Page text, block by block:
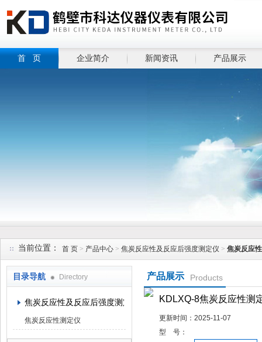
首 页 企业简介 新闻资讯 产品展示
当前位置： 首 页 > 产品中心 > 焦炭反应性及反应后强度测定仪 > 焦炭反应
目录导航 Directory
焦炭反应性及反应后强度测定仪
焦炭反应性测定仪
产品展示 Products
KDLXQ-8焦炭反应性测
更新时间： 2025-11-07
型 号：